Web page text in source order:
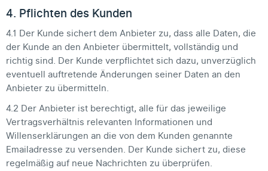
4. Pflichten des Kunden
4.1 Der Kunde sichert dem Anbieter zu, dass alle Daten, die
der Kunde an den Anbieter übermittelt, vollständig und
richtig sind. Der Kunde verpflichtet sich dazu, unverzüglich
eventuell auftretende Änderungen seiner Daten an den
Anbieter zu übermitteln.
4.2 Der Anbieter ist berechtigt, alle für das jeweilige
Vertragsverhältnis relevanten Informationen und
Willenserklärungen an die von dem Kunden genannte
Emailadresse zu versenden. Der Kunde sichert zu, diese
regelmäßig auf neue Nachrichten zu überprüfen.